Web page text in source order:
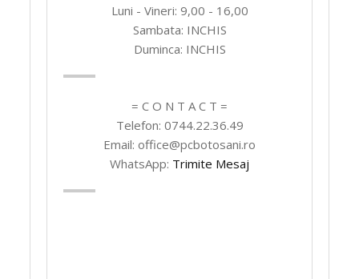
Luni - Vineri: 9,00 - 16,00
Sambata: INCHIS
Duminca: INCHIS
= C O N T A C T =
Telefon: 0744.22.36.49
Email: office@pcbotosani.ro
WhatsApp: Trimite Mesaj